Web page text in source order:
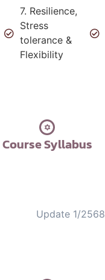
7. Resilience,
Stress
tolerance &
Flexibility
Course Syllabus
Update 1/2568